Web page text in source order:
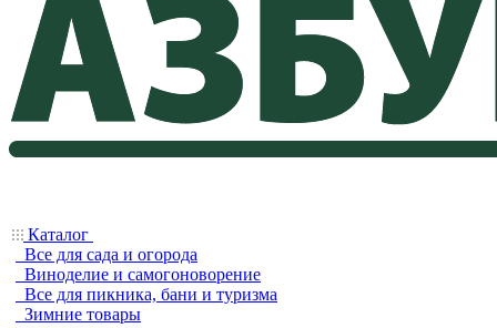
Каталог
Все для сада и огорода
Виноделие и самогоноворение
Все для пикника, бани и туризма
Зимние товары